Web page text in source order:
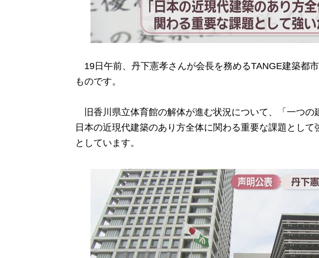
19日午前、丹下憲孝さんが会長を務めるTANGE建築都
ものです。
旧香川県立体育館の解体が進む状況について、「一つの
日本の近現代建築のあり方全体に関わる重要な課題として
としています。